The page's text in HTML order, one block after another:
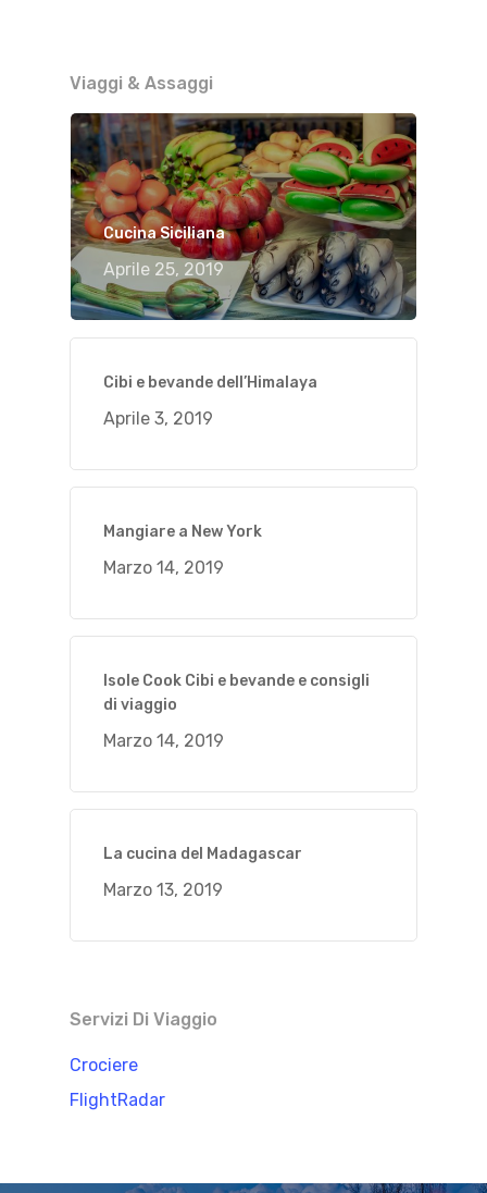
Viaggi & Assaggi
Cucina Siciliana
Aprile 25, 2019
Cibi e bevande dell’Himalaya
Aprile 3, 2019
Mangiare a New York
Marzo 14, 2019
Isole Cook Cibi e bevande e consigli
di viaggio
Marzo 14, 2019
La cucina del Madagascar
Marzo 13, 2019
Servizi Di Viaggio
Crociere
FlightRadar